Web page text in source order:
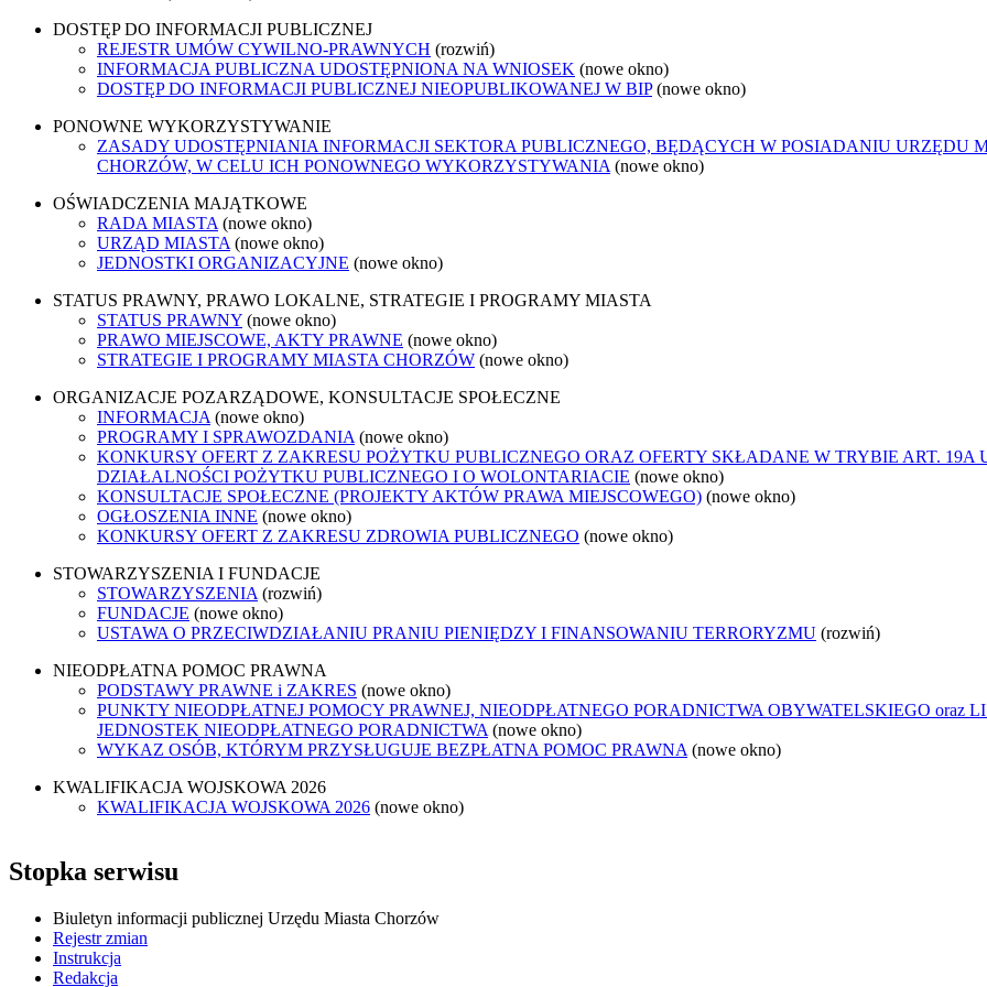
DOSTĘP DO INFORMACJI PUBLICZNEJ
REJESTR UMÓW CYWILNO-PRAWNYCH (rozwiń)
INFORMACJA PUBLICZNA UDOSTĘPNIONA NA WNIOSEK (nowe okno)
DOSTĘP DO INFORMACJI PUBLICZNEJ NIEOPUBLIKOWANEJ W BIP (nowe okno)
PONOWNE WYKORZYSTYWANIE
ZASADY UDOSTĘPNIANIA INFORMACJI SEKTORA PUBLICZNEGO, BĘDĄCYCH W POSIADANIU URZĘDU
CHORZÓW, W CELU ICH PONOWNEGO WYKORZYSTYWANIA (nowe okno)
OŚWIADCZENIA MAJĄTKOWE
RADA MIASTA (nowe okno)
URZĄD MIASTA (nowe okno)
JEDNOSTKI ORGANIZACYJNE (nowe okno)
STATUS PRAWNY, PRAWO LOKALNE, STRATEGIE I PROGRAMY MIASTA
STATUS PRAWNY (nowe okno)
PRAWO MIEJSCOWE, AKTY PRAWNE (nowe okno)
STRATEGIE I PROGRAMY MIASTA CHORZÓW (nowe okno)
ORGANIZACJE POZARZĄDOWE, KONSULTACJE SPOŁECZNE
INFORMACJA (nowe okno)
PROGRAMY I SPRAWOZDANIA (nowe okno)
KONKURSY OFERT Z ZAKRESU POŻYTKU PUBLICZNEGO ORAZ OFERTY SKŁADANE W TRYBIE ART. 19A
DZIAŁALNOŚCI POŻYTKU PUBLICZNEGO I O WOLONTARIACIE (nowe okno)
KONSULTACJE SPOŁECZNE (PROJEKTY AKTÓW PRAWA MIEJSCOWEGO) (nowe okno)
OGŁOSZENIA INNE (nowe okno)
KONKURSY OFERT Z ZAKRESU ZDROWIA PUBLICZNEGO (nowe okno)
STOWARZYSZENIA I FUNDACJE
STOWARZYSZENIA (rozwiń)
FUNDACJE (nowe okno)
USTAWA O PRZECIWDZIAŁANIU PRANIU PIENIĘDZY I FINANSOWANIU TERRORYZMU (rozwiń)
NIEODPŁATNA POMOC PRAWNA
PODSTAWY PRAWNE i ZAKRES (nowe okno)
PUNKTY NIEODPŁATNEJ POMOCY PRAWNEJ, NIEODPŁATNEGO PORADNICTWA OBYWATELSKIEGO oraz
JEDNOSTEK NIEODPŁATNEGO PORADNICTWA (nowe okno)
WYKAZ OSÓB, KTÓRYM PRZYSŁUGUJE BEZPŁATNA POMOC PRAWNA (nowe okno)
KWALIFIKACJA WOJSKOWA 2026
KWALIFIKACJA WOJSKOWA 2026 (nowe okno)
Stopka serwisu
Biuletyn informacji publicznej Urzędu Miasta Chorzów
Rejestr zmian
Instrukcja
Redakcja